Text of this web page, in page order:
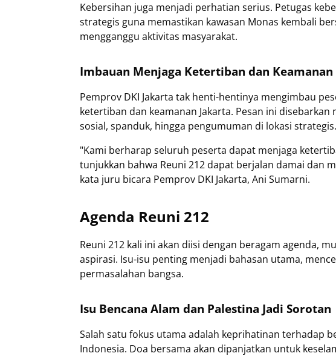
Kebersihan juga menjadi perhatian serius. Petugas
strategis guna memastikan kawasan Monas kembali
mengganggu aktivitas masyarakat.
Imbauan Menjaga Ketertiban dan Keamanan
Pemprov DKI Jakarta tak henti-hentinya mengimbau
ketertiban dan keamanan Jakarta. Pesan ini
sosial, spanduk, hingga pengumuman di lokasi strategis.
"Kami berharap seluruh peserta dapat menjaga
tunjukkan bahwa Reuni 212 dapat berjalan damai dan
kata juru bicara Pemprov DKI Jakarta, Ani Sumarni.
Agenda Reuni 212
Reuni 212 kali ini akan diisi dengan beragam agenda,
aspirasi. Isu-isu penting menjadi bahasan utama,
permasalahan bangsa.
Isu Bencana Alam dan Palestina Jadi Sorotan
Salah satu fokus utama adalah keprihatinan terhadap
Indonesia. Doa bersama akan dipanjatkan untuk